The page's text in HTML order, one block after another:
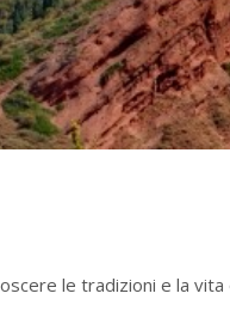
le tradizioni e la